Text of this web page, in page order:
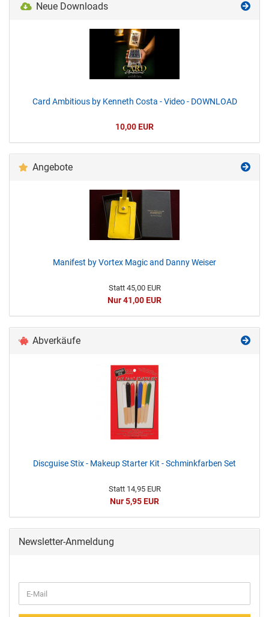
Neue Downloads
Card Ambitious by Kenneth Costa - Video - DOWNLOAD
10,00 EUR
Angebote
Manifest by Vortex Magic and Danny Weiser
Statt 45,00 EUR
Nur 41,00 EUR
Abverkäufe
Discguise Stix - Makeup Starter Kit - Schminkfarben Set
Statt 14,95 EUR
Nur 5,95 EUR
Newsletter-Anmeldung